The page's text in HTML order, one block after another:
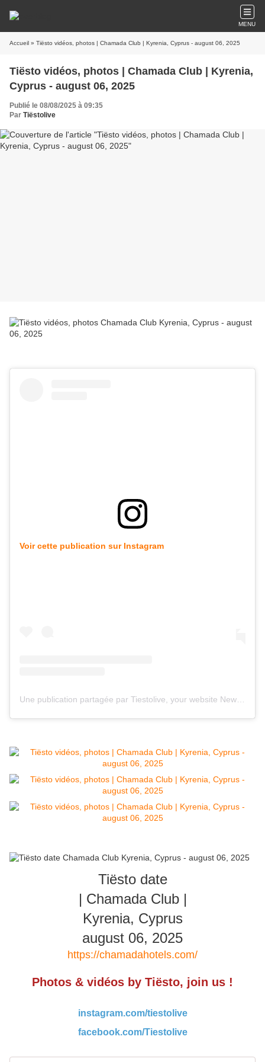
MENU
Accueil » Tiësto vidéos, photos | Chamada Club | Kyrenia, Cyprus - august 06, 2025
Tiësto vidéos, photos | Chamada Club | Kyrenia,
Cyprus - august 06, 2025
Publié le 08/08/2025 à 09:35
Par Tiëstolive
Voir cette publication sur Instagram
Tiësto date
| Chamada Club |
Kyrenia, Cyprus
august 06, 2025
https://chamadahotels.com/
Photos & vidéos by Tiësto, join us !
instagram.com/tiestolive
facebook.com/Tiestolive